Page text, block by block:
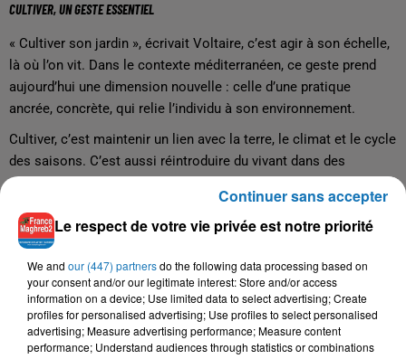
CULTIVER, UN GESTE ESSENTIEL
« Cultiver son jardin », écrivait Voltaire, c’est agir à son échelle,
là où l’on vit. Dans le contexte méditerranéen, ce geste prend
aujourd’hui une dimension nouvelle : celle d’une pratique
ancrée, concrète, qui relie l’individu à son environnement.
Cultiver, c’est maintenir un lien avec la terre, le climat et le cycle
des saisons. C’est aussi réintroduire du vivant dans des
espaces souvent marqués par la densité urbaine ou la pression
Sur les rives de la Méditerranée, de nombreuses initiatives
biodiversité contribue à retisser des liens sociaux et à
rééquilibrer les territoires.
Les peuples méditerranéens partagent un même défi : préserver
les conditions de vie dans un espace à la fois fertile et fragile.
Le respect de votre vie privée est notre priorité
We and our (447) partnersdo the following data processing based on
your consent and/or our legitimate interest: Store and/or access
information on a device; Use limited data to select advertising; Create
profiles for personalised advertising; Use profiles to select personalised
advertising; Measure advertising performance; Measure content
performance; Understand audiences through statistics or combinations
Continuer sans accepter